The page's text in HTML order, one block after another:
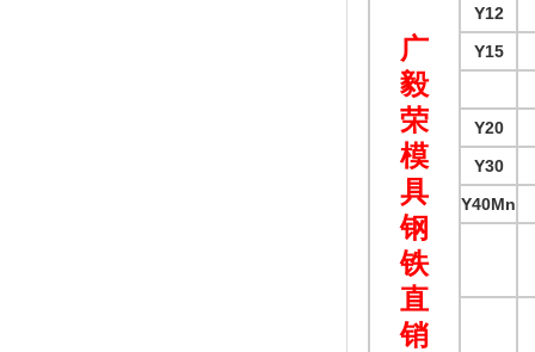
广
毅
荣
模
具
钢
铁
直
销
Y12
Y15
Y20
Y30
Y40Mn